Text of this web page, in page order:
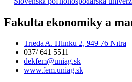
Fakulta ekonomiky a
Trieda A. Hlinku 2, 949 76 Nitra
037/ 641 5511
dekfem@uniag.sk
www.fem.uniag.sk